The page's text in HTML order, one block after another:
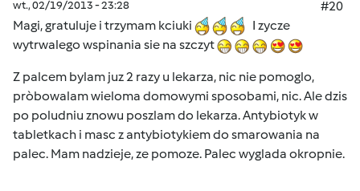
wt., 02/19/2013 - 23:28
#20
Magi, gratuluje i trzymam kciuki
I zycze
wytrwalego wspinania sie na szczyt
Z palcem bylam juz 2 razy u lekarza, nic nie pomoglo,
pròbowalam wieloma domowymi sposobami, nic. Ale dzis
po poludniu znowu poszlam do lekarza. Antybiotyk w
tabletkach i masc z antybiotykiem do smarowania na
palec. Mam nadzieje, ze pomoze. Palec wyglada okropnie.